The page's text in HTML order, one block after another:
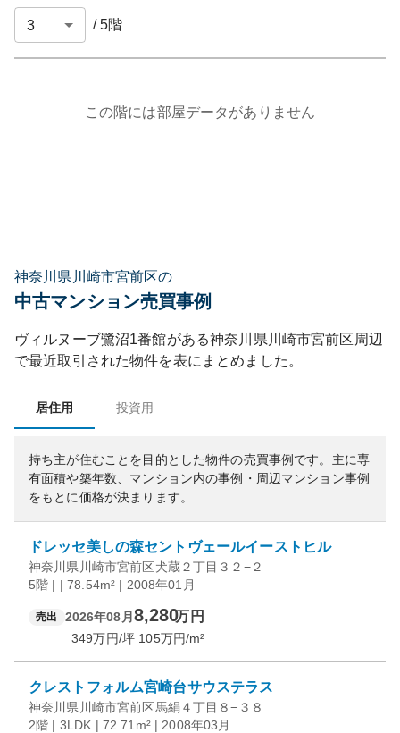
/5階
この階には部屋データがありません
神奈川県川崎市宮前区の
中古マンション売買事例
ヴィルヌーブ鷺沼1番館がある神奈川県 川崎市宮前区 周辺
で最近取引された物件を表にまとめました。
居住用 投資用
持ち主が住むことを目的とした物件の売買事例です。 主に専
有面積や築年数、マンション内の事例・周辺マンション事例
をもとに価格が決まります。
ドレッセ美しの森セントヴェールイーストヒル
神奈川県川崎市宮前区犬蔵２丁目３２−２
5階 | | 78.54m² | 2008年01月
売出 2026年08月 8,280万円
349万円/坪 105万円/m²
クレストフォルム宮崎台サウステラス
神奈川県川崎市宮前区馬絹４丁目８−３８
2階 | 3LDK | 72.71m² | 2008年03月